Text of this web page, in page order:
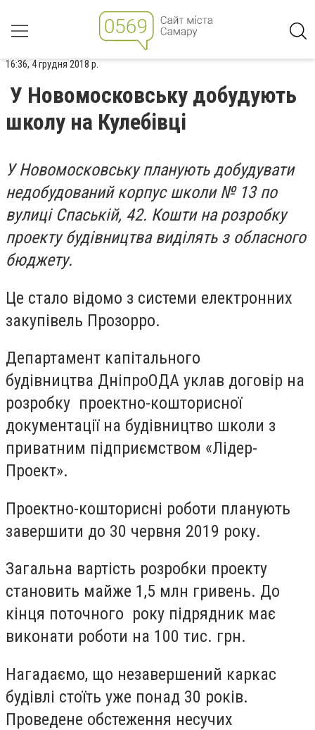
16:36, 4 грудня 2018 р.
У Новомосковську добудують
школу на Кулебівці
У Новомосковську планують добудувати
недобудований корпус школи № 13 по
вулиці Спаській, 42. Кошти на розробку
проекту будівництва виділять з обласного
бюджету.
Це стало відомо з системи електронних
закупівель Прозорро.
Департамент капітального
будівництва ДніпроОДА уклав договір на
розробку проектно-кошторисної
документації на будівництво школи з
приватним підприємством «Лідер-
Проект».
Проектно-кошторисні роботи планують
завершити до 30 червня 2019 року.
Загальна вартість розробки проекту
становить майже 1,5 млн гривень. До
кінця поточного року підрядник має
виконати роботи на 100 тис. грн.
Нагадаємо, що незавершений каркас
будівлі стоїть уже понад 30 років.
Проведене обстеження несучих